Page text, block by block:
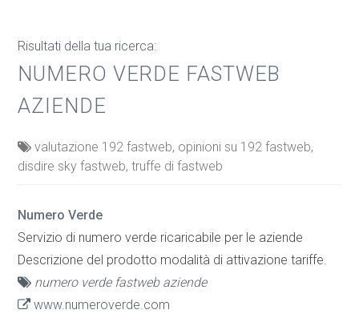
Risultati della tua ricerca:
NUMERO VERDE FASTWEB
AZIENDE
valutazione 192 fastweb, opinioni su 192 fastweb,
disdire sky fastweb, truffe di fastweb
Numero Verde
Servizio di numero verde ricaricabile per le aziende
Descrizione del prodotto modalità di attivazione tariffe.
numero verde fastweb aziende
www.numeroverde.com